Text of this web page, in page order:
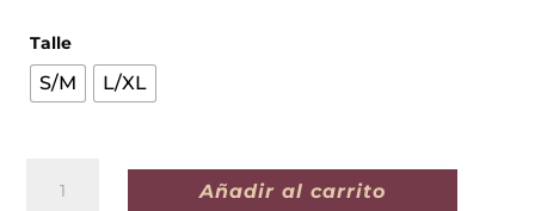
Talle
S/M L/XL
IMPORTADO
Añadir al carrito